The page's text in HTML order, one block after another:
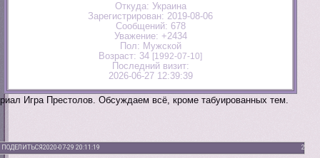
Откуда: Украина
Зарегистрирован: 2019-08-06
Сообщений: 678
Уважение: +2434
Пол: Мужской
Возраст: 34 [1992-07-10]
Последний визит:
2026-06-27 12:39:39
Игра Престолов. Обсуждаем всё, кроме табуированных тем.
ПОДЕЛИТЬСЯ 2
2020-07-29 20:11:19